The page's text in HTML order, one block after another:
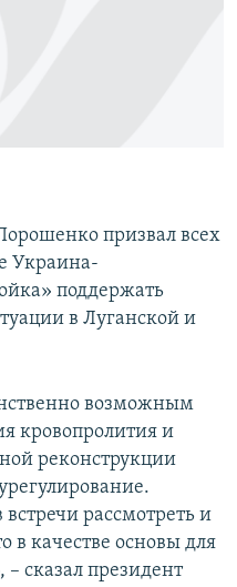
призвал всех
Украина-
поддержать
в Луганской и
возможным
кровопролития и
реконструкции
рассмотреть и
в качестве основы для
сказал президент